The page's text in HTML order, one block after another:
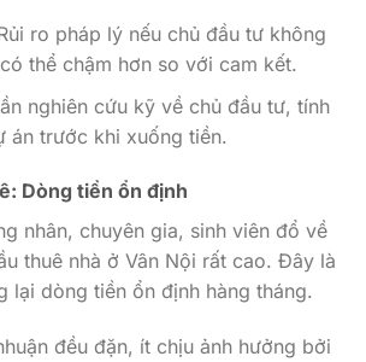
ro pháp lý nếu chủ đầu tư không
thể chậm hơn so với cam kết.
nghiên cứu kỹ về chủ đầu tư, tính
án trước khi xuống tiền.
Dòng tiền ổn định
nhân, chuyên gia, sinh viên đổ về
thuê nhà ở Vân Nội rất cao. Đây là
lại dòng tiền ổn định hàng tháng.
đều đặn, ít chịu ảnh hưởng bởi